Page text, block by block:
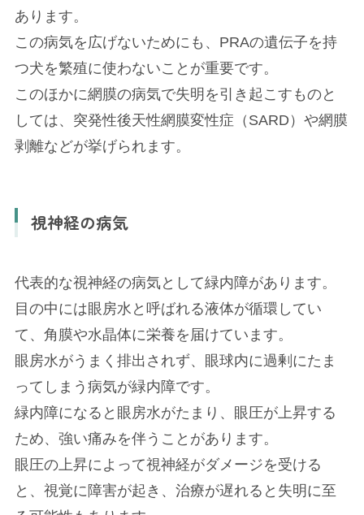
あります。
この病気を広げないためにも、PRAの遺伝子を持
つ犬を繁殖に使わないことが重要です。
このほかに網膜の病気で失明を引き起こすものと
しては、突発性後天性網膜変性症（SARD）や網膜
剥離などが挙げられます。
視神経の病気
代表的な視神経の病気として緑内障があります。
目の中には眼房水と呼ばれる液体が循環してい
て、角膜や水晶体に栄養を届けています。
眼房水がうまく排出されず、眼球内に過剰にたま
ってしまう病気が緑内障です。
緑内障になると眼房水がたまり、眼圧が上昇する
ため、強い痛みを伴うことがあります。
眼圧の上昇によって視神経がダメージを受ける
と、視覚に障害が起き、治療が遅れると失明に至